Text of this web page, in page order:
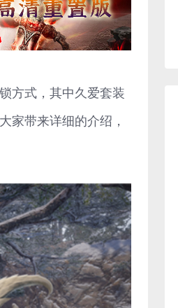
方式，其中久爱套装
家带来详细的介绍，